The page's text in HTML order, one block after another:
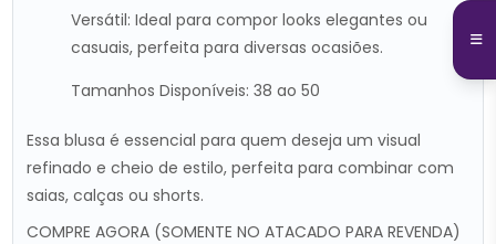
Versátil: Ideal para compor looks elegantes ou
casuais, perfeita para diversas ocasiões.
Tamanhos Disponíveis: 38 ao 50
Essa blusa é essencial para quem deseja um visual
refinado e cheio de estilo, perfeita para combinar com
saias, calças ou shorts.
COMPRE AGORA (SOMENTE NO ATACADO PARA REVENDA)